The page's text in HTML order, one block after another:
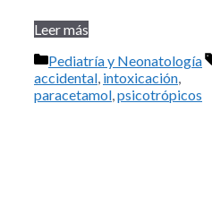
Leer más
Categorías
Pediatría y Neonatología
accidental, intoxicación,
paracetamol,psicotrópicos